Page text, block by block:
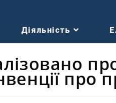
Діяльність
про